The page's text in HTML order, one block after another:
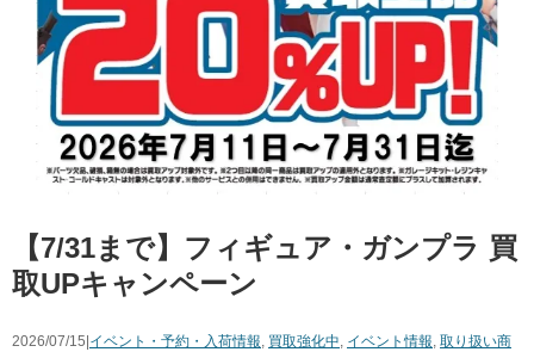
【7/31まで】フィギュア・ガンプラ 買
取UPキャンペーン
2026/07/15| イベント・予約・入荷情報, 買取強化中, イベント情報, 取り扱い商